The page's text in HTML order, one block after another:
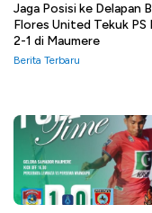
Jaga Posisi ke Delapan
Flores United Tekuk PS
2-1 di Maumere
Berita Terbaru